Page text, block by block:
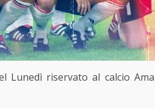
Lunedì riservato al calcio